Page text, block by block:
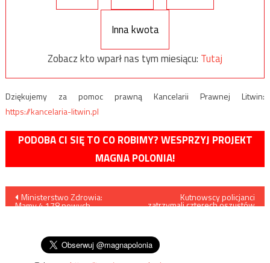
Inna kwota
Zobacz kto wparł nas tym miesiącu: Tutaj
Dziękujemy za pomoc prawną Kancelarii Prawnej Litwin:
https://kancelaria-litwin.pl
PODOBA CI SIĘ TO CO ROBIMY? WESPRZYJ PROJEKT
MAGNA POLONIA!
Nawigacja
Ministerstwo Zdrowia:
Mamy 4.178 nowych
Kutnowscy policjanci
zatrzymali czterech oszustów